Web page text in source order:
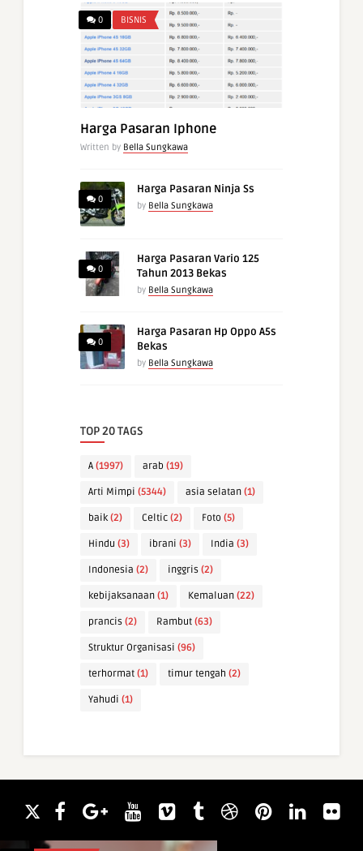
0 BISNIS
Harga Pasaran Iphone
Written by Bella Sungkawa
0
Harga Pasaran Ninja Ss
by Bella Sungkawa
0
Harga Pasaran Vario 125
Tahun 2013 Bekas
by Bella Sungkawa
0
Harga Pasaran Hp Oppo A5s
Bekas
by Bella Sungkawa
TOP 20 TAGS
A (1997) arab (19)
Arti Mimpi (5344) asia selatan (1)
baik (2) Celtic (2) Foto (5)
Hindu (3) ibrani (3) India (3)
Indonesia (2) inggris (2)
kebijaksanaan (1) Kemaluan (22)
prancis (2) Rambut (63)
Struktur Organisasi (96)
terhormat (1) timur tengah (2)
Yahudi (1)